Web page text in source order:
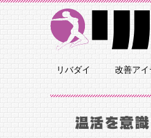
リバダイ 改善アイ
温活を意